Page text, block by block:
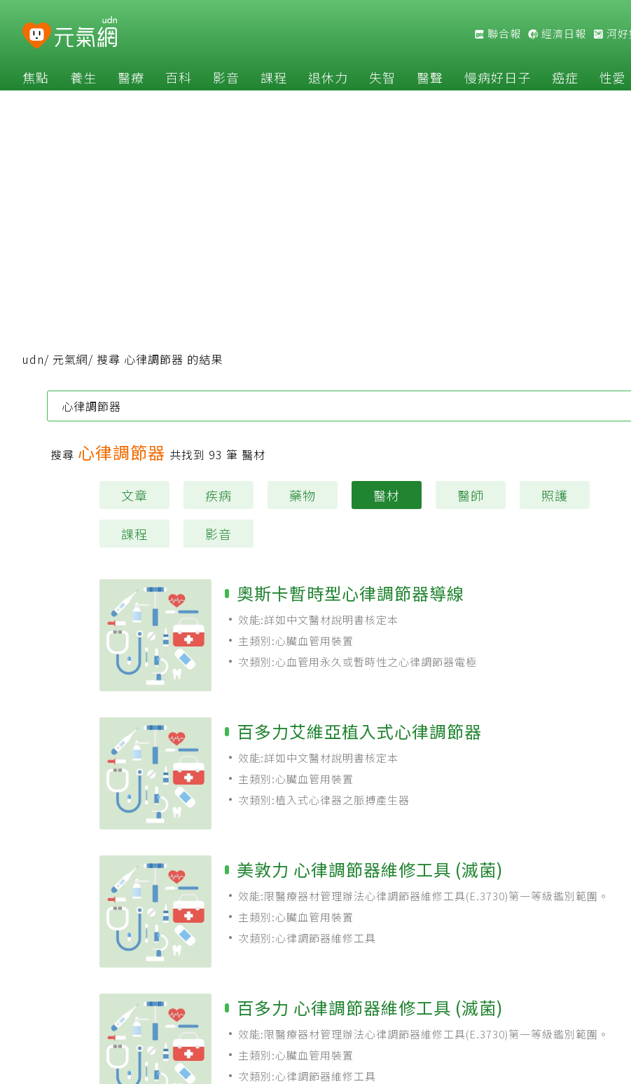
聯合報 經濟日報 河好
焦點 養生 醫療 百科 影音 課程 退休力 失智 醫聲 慢病好日子 癌症 性愛
udn/ 元氣網/ 搜尋 心律調節器 的結果
搜尋 心律調節器 共找到 93 筆 醫材
文章 疾病 藥物 醫材 醫師 照護
課程 影音
奧斯卡暫時型心律調節器導線
效能:詳如中文醫材說明書核定本
主類別:心臟血管用裝置
次類別:心血管用永久或暫時性之心律調節器電極
百多力艾維亞植入式心律調節器
效能:詳如中文醫材說明書核定本
主類別:心臟血管用裝置
次類別:植入式心律器之脈搏產生器
美敦力 心律調節器維修工具 (滅菌)
效能:限醫療器材管理辦法心律調節器維修工具(E.3730)第一等級鑑別範圍。
主類別:心臟血管用裝置
次類別:心律調節器維修工具
百多力 心律調節器維修工具 (滅菌)
效能:限醫療器材管理辦法心律調節器維修工具(E.3730)第一等級鑑別範圍。
主類別:心臟血管用裝置
次類別:心律調節器維修工具